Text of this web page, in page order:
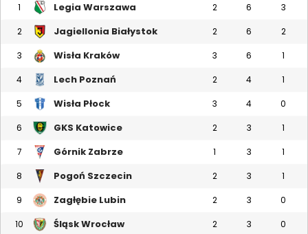
1 Legia Warszawa 2 6 3
2 Jagiellonia Białystok 2 6 2
3 Wisła Kraków 3 6 1
4 Lech Poznań 2 4 1
5 Wisła Płock 3 4 0
6 GKS Katowice 2 3 1
7 Górnik Zabrze 1 3 1
8 Pogoń Szczecin 2 3 1
9 Zagłębie Lubin 2 3 0
10 Śląsk Wrocław 2 3 0